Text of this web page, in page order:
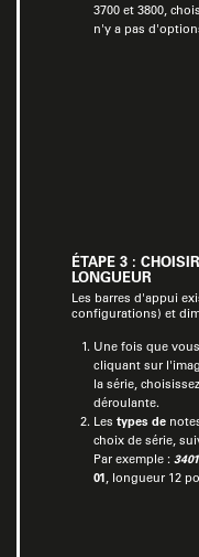
3700 et 3800,
n'y a pas
ÉTAPE 3 :
LONGUEUR
Les barres d'appui
configurations) et
Une fois que
cliquant sur
la série,
déroulante.
Les types de
choix de série,
Par exemple :
01, longueur 12